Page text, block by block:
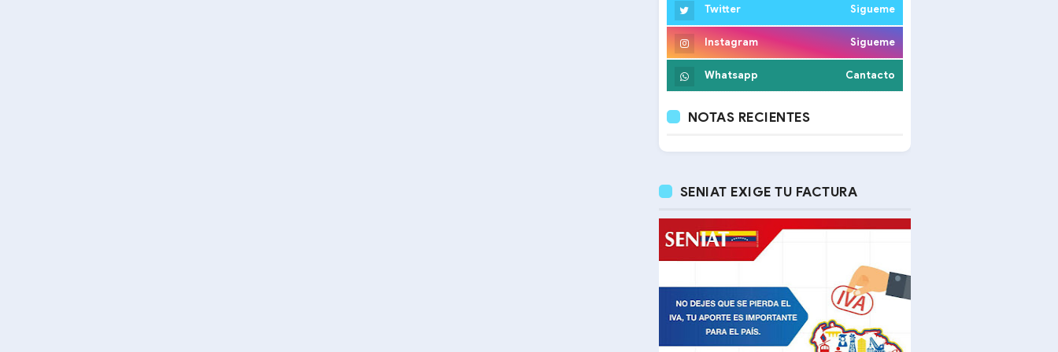
Twitter Sigueme
Instagram Sigueme
Whatsapp Cantacto
NOTAS RECIENTES
SENIAT EXIGE TU FACTURA